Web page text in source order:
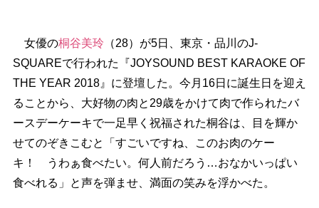
女優の桐谷美玲 （28）が5日、東京・品川のJ-
SQUAREで行われた『JOYSOUND BEST KARAOKE OF
THE YEAR 2018』に登壇した。今月16日に誕生日を迎え
ることから、大好物の肉と29歳をかけて肉で作られたバ
ースデーケーキで一足早く祝福された桐谷は、目を輝か
せてのぞきこむと「すごいですね、このお肉のケー
キ！ うわぁ食べたい。何人前だろう…おなかいっぱい
食べれる」と声を弾ませ、満面の笑みを浮かべた。